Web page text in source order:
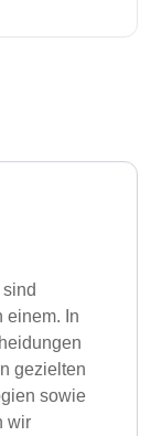
einem. In
gezielten
sowie
wir